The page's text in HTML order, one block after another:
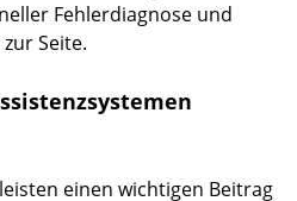
Fehlerdiagnose und
Seite.
einen wichtigen Beitrag